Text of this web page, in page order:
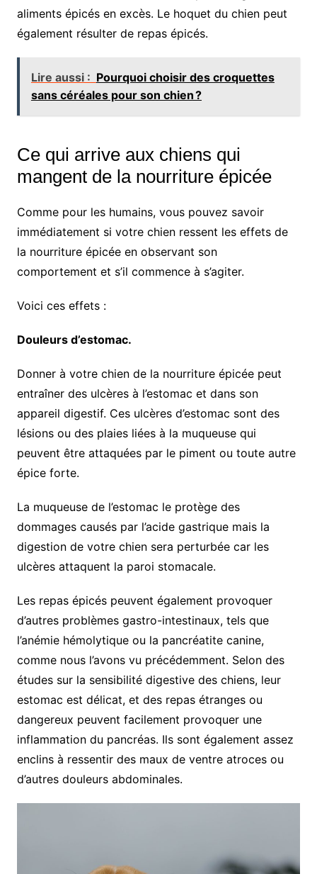
aliments épicés en excès. Le hoquet du chien peut
également résulter de repas épicés.
Lire aussi : Pourquoi choisir des croquettes
sans céréales pour son chien ?
Ce qui arrive aux chiens qui
mangent de la nourriture épicée
Comme pour les humains, vous pouvez savoir
immédiatement si votre chien ressent les effets de
la nourriture épicée en observant son
comportement et s’il commence à s’agiter.
Voici ces effets :
Douleurs d’estomac.
Donner à votre chien de la nourriture épicée peut
entraîner des ulcères à l’estomac et dans son
appareil digestif. Ces ulcères d’estomac sont des
lésions ou des plaies liées à la muqueuse qui
peuvent être attaquées par le piment ou toute autre
épice forte.
La muqueuse de l’estomac le protège des
dommages causés par l’acide gastrique mais la
digestion de votre chien sera perturbée car les
ulcères attaquent la paroi stomacale.
Les repas épicés peuvent également provoquer
d’autres problèmes gastro-intestinaux, tels que
l’anémie hémolytique ou la pancréatite canine,
comme nous l’avons vu précédemment. Selon des
études sur la sensibilité digestive des chiens, leur
estomac est délicat, et des repas étranges ou
dangereux peuvent facilement provoquer une
inflammation du pancréas. Ils sont également assez
enclins à ressentir des maux de ventre atroces ou
d’autres douleurs abdominales.